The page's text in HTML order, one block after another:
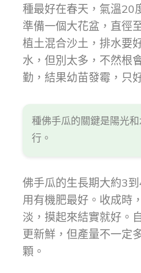
種最好在春天，氣溫20
準備一個大花盆，直徑
植土混合沙土，排水要
水，但別太多，不然根
勤，結果幼苗發霉，只
種佛手瓜的關鍵是陽光
行。
佛手瓜的生長期大約3
用有機肥最好。收成時
淡，摸起來結實就好。
更新鮮，但產量不一定
顆。